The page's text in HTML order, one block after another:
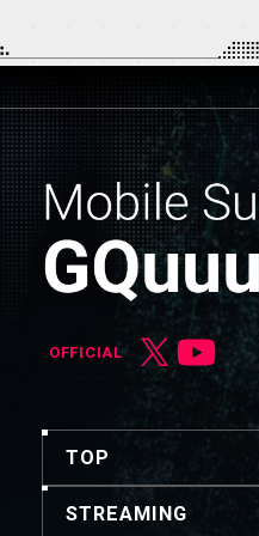
OFFICIAL
TOP
STREAMING